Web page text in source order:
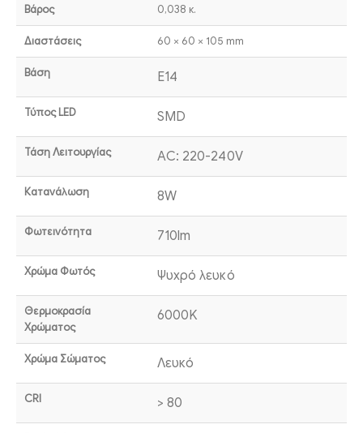
Βάρος 0,038 κ.
Διαστάσεις 60 × 60 × 105 mm
Βάση E14
Τύπος LED SMD
Τάση Λειτουργίας AC: 220-240V
Κατανάλωση 8W
Φωτεινότητα 710lm
Χρώμα Φωτός Ψυχρό λευκό
Θερμοκρασία
Χρώματος
6000K
Χρώμα Σώματος Λευκό
CRI > 80